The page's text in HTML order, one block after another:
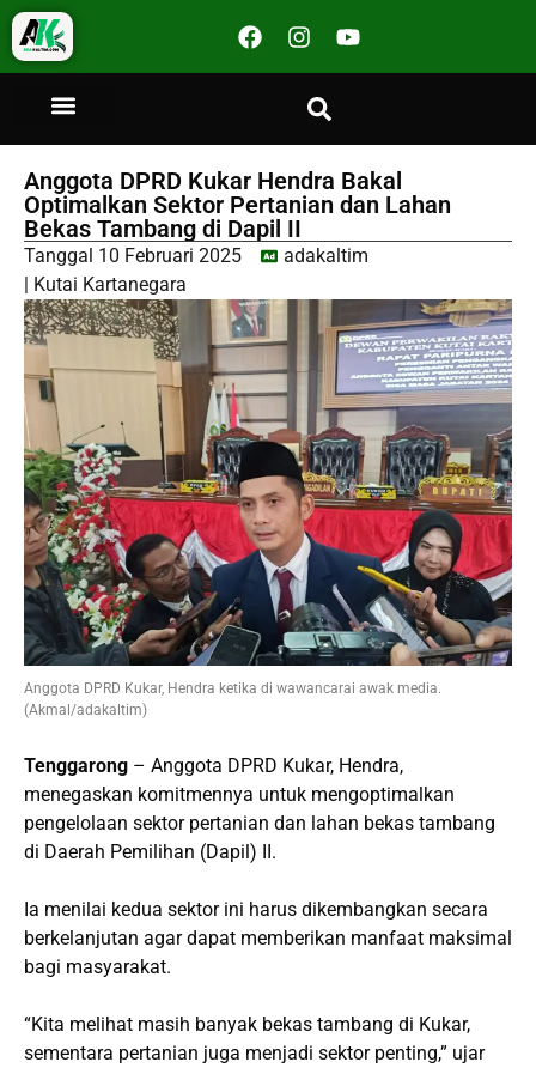
Anggota DPRD Kukar Hendra Bakal
Optimalkan Sektor Pertanian dan Lahan
Bekas Tambang di Dapil II
Tanggal 10 Februari 2025
adakaltim
Kutai Kartanegara
Anggota DPRD Kukar, Hendra ketika di wawancarai awak media.
(Akmal/adakaltim)
Tenggarong – Anggota DPRD Kukar, Hendra,
menegaskan komitmennya untuk mengoptimalkan
pengelolaan sektor pertanian dan lahan bekas tambang
di Daerah Pemilihan (Dapil) II.
Ia menilai kedua sektor ini harus dikembangkan secara
berkelanjutan agar dapat memberikan manfaat maksimal
bagi masyarakat.
“Kita melihat masih banyak bekas tambang di Kukar,
sementara pertanian juga menjadi sektor penting,” ujar